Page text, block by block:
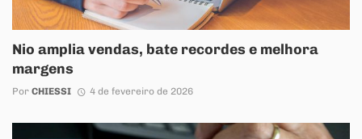
Nio amplia vendas, bate recordes e melhora
margens
Por CHIESSI 4 de fevereiro de 2026